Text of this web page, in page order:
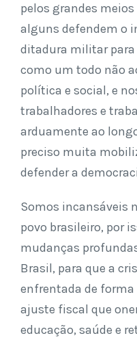
pelos grandes
alguns defendem o
ditadura militar para
como um todo não
política e social, e
trabalhadores e
arduamente ao
preciso muita
defender a
Somos incansáveis
povo brasileiro, por
mudanças
Brasil, para que a
enfrentada de forma
ajuste fiscal que
educação, saúde e